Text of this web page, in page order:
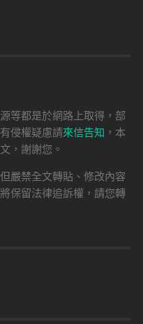
等都是於網路上取得，部
侵權疑慮請來信告知 ，本
，謝謝您。
嚴禁全文轉貼、修改內容
保留法律追訴權，請您轉